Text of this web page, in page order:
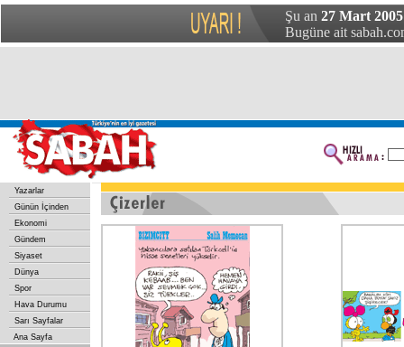
Şu an 27 Mart
Bugüne ait
Yazarlar
Günün İçinden
Ekonomi
Gündem
Siyaset
Dünya
Spor
Hava Durumu
Sarı Sayfalar
Ana Sayfa